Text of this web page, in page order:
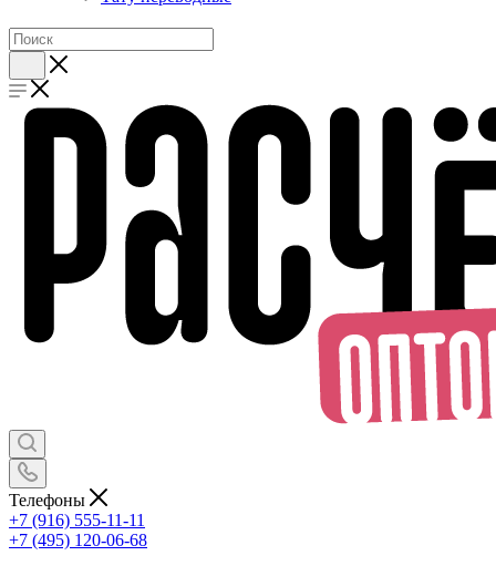
Телефоны
+7 (916) 555-11-11
+7 (495) 120-06-68